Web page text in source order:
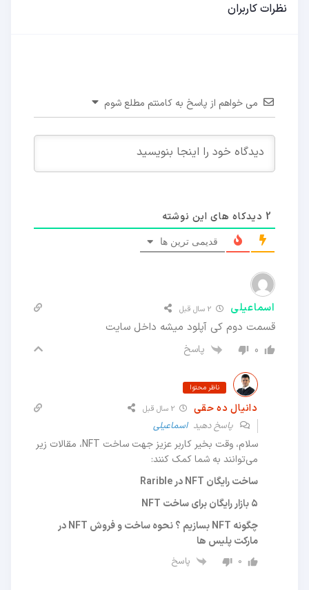
نظرات کاربران
می خواهم از پاسخ به کامنتم مطلع شوم
2 دیدکاه های این نوشته
قدیمی ترین ها
اسماعیلی
قسمت دوم کی آپلود میشه داخل سایت
0 پاسخ
ناظر محتوا
دانیال ده حقی 2 سال قبل
پاسخ دهیداسماعیلی
سلام، وقت بخیر کاربر عزیز جهت ساخت NFT، مقالات زیر
می‌توانند به شما کمک کنند:
ساخت رایگان NFT در Rarible
۵ بازار رایگان برای ساخت NFT
چگونه NFT بسازیم ؟ نحوه ساخت و فروش NFT در
مارکت پلیس ها
0 پاسخ